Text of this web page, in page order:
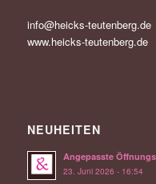
info@heicks-teutenberg.de
www.heicks-teutenberg.de
NEUHEITEN
Angepasste
23. Juni 2026 - 16:54